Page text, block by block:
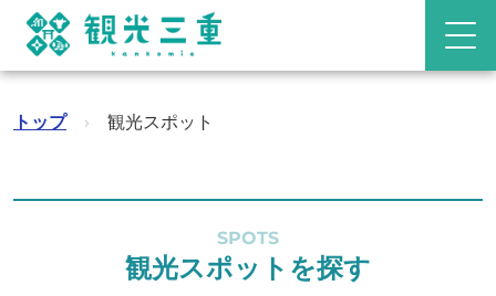
トップ › 観光スポット
SPOTS
観光スポットを探す